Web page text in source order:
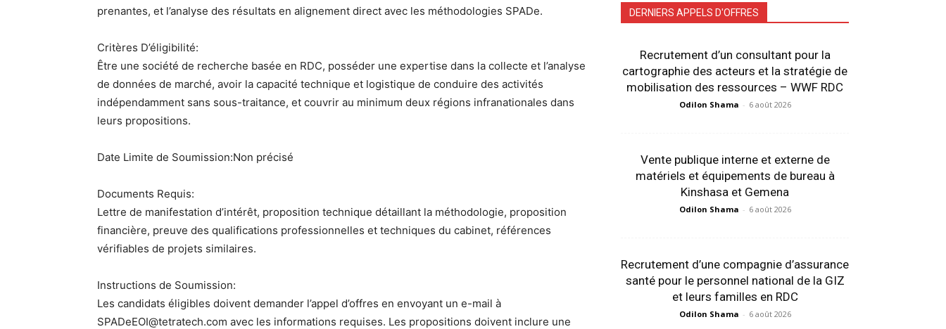
prenantes, et l’analyse des résultats en alignement direct avec les méthodologies SPADe.
Critères D’éligibilité:
Être une société de recherche basée en RDC, posséder une expertise dans la collecte et l’analyse
de données de marché, avoir la capacité technique et logistique de conduire des activités
indépendamment sans sous-traitance, et couvrir au minimum deux régions infranationales dans
leurs propositions.
Date Limite de Soumission:Non précisé
Documents Requis:
Lettre de manifestation d’intérêt, proposition technique détaillant la méthodologie, proposition
financière, preuve des qualifications professionnelles et techniques du cabinet, références
vérifiables de projets similaires.
Instructions de Soumission:
Les candidats éligibles doivent demander l’appel d’offres en envoyant un e-mail à
SPADeEOI@tetratech.com avec les informations requises. Les propositions doivent inclure une
DERNIERS APPELS D'OFFRES
Recrutement d’un consultant pour la
cartographie des acteurs et la stratégie de
mobilisation des ressources – WWF RDC
Odilon Shama - 6 août 2026
Vente publique interne et externe de
matériels et équipements de bureau à
Kinshasa et Gemena
Odilon Shama - 6 août 2026
Recrutement d’une compagnie d’assurance
santé pour le personnel national de la GIZ
et leurs familles en RDC
Odilon Shama - 6 août 2026